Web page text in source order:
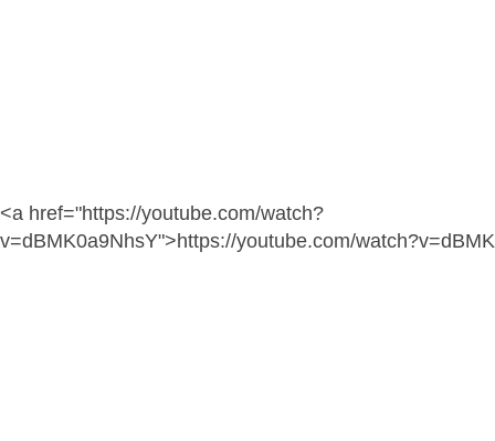
<a href="https://youtube.com/watch?
v=dBMK0a9NhsY">https://youtube.com/